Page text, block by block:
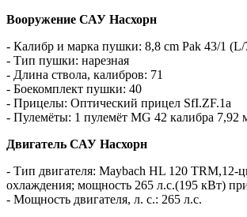
Вооружение САУ Насхорн
- Калибр и марка пушки: 8,8 cm Pak 43/1 (L/
- Тип пушки: нарезная
- Длина ствола, калибров: 71
- Боекомплект пушки: 40
- Прицелы: Оптический прицел SfI.ZF.1a
- Пулемёты: 1 пулемёт МG 42 калибра 7,92
Двигатель САУ Насхорн
- Тип двигателя: Maybach HL 120
охлаждения; мощность 265 л.с.(195 кВт)
- Мощность двигателя, л. с.: 265 л.с.